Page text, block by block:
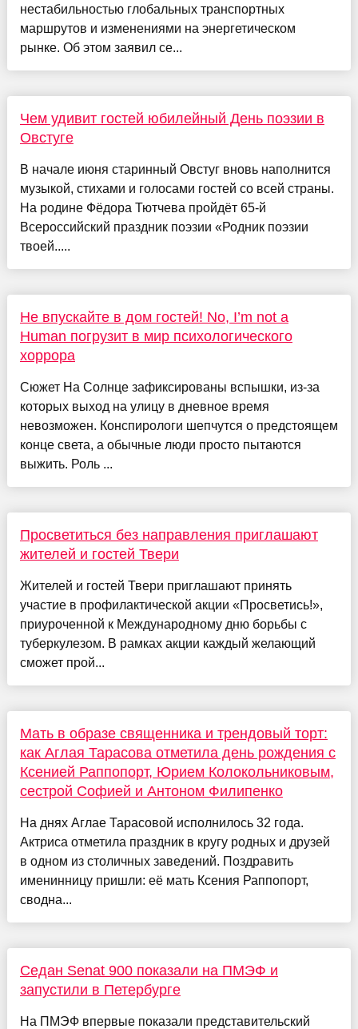
нестабильностью глобальных транспортных
маршрутов и изменениями на энергетическом
рынке. Об этом заявил се...
Чем удивит гостей юбилейный День поэзии в
Овстуге
В начале июня старинный Овстуг вновь наполнится
музыкой, стихами и голосами гостей со всей страны.
На родине Фёдора Тютчева пройдёт 65‑й
Всероссийский праздник поэзии «Родник поэзии
твоей.....
Не впускайте в дом гостей! No, I’m not a
Human погрузит в мир психологического
хоррора
Cюжет На Солнце зафиксированы вспышки, из-за
которых выход на улицу в дневное время
невозможен. Конспирологи шепчутся о предстоящем
конце света, а обычные люди просто пытаются
выжить. Роль ...
Просветиться без направления приглашают
жителей и гостей Твери
Жителей и гостей Твери приглашают принять
участие в профилактической акции «Просветись!»,
приуроченной к Международному дню борьбы с
туберкулезом. В рамках акции каждый желающий
сможет прой...
Мать в образе священника и трендовый торт:
как Аглая Тарасова отметила день рождения с
Ксенией Раппопорт, Юрием Колокольниковым,
сестрой Софией и Антоном Филипенко
На днях Аглае Тарасовой исполнилось 32 года.
Актриса отметила праздник в кругу родных и друзей
в одном из столичных заведений. Поздравить
именинницу пришли: её мать Ксения Раппопорт,
сводна...
Седан Senat 900 показали на ПМЭФ и
запустили в Петербурге
На ПМЭФ впервые показали представительский